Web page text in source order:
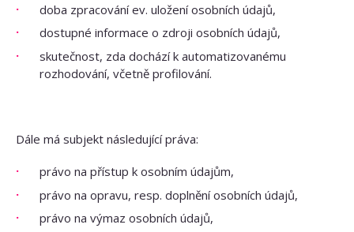
doba zpracování ev. uložení osobních údajů,
dostupné informace o zdroji osobních údajů,
skutečnost, zda dochází k automatizovanému
rozhodování, včetně profilování.
Dále má subjekt následující práva:
právo na přístup k osobním údajům,
právo na opravu, resp. doplnění osobních údajů,
právo na výmaz osobních údajů,